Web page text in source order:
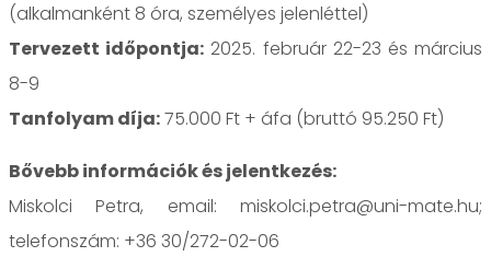
(alkalmanként 8 óra, személyes jelenléttel)
Tervezett időpontja: 2025. február 22-23 és március
8-9
Tanfolyam díja:75.000 Ft + áfa (bruttó 95.250 Ft)
Bővebb információk és jelentkezés:
Miskolci Petra, email: miskolci.petra@uni-mate.hu;
telefonszám: +36 30/272-02-06